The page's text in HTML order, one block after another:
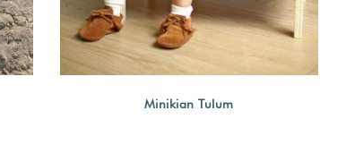
Minikian Tulum